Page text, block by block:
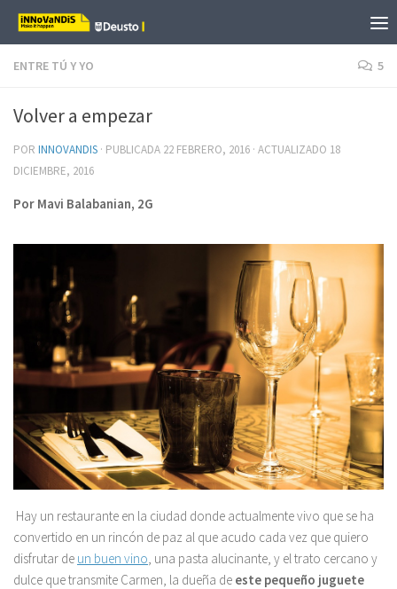
Saltar al contenido
ENTRE TÚ Y YO 5
Volver a empezar
POR INNOVANDIS · PUBLICADA 22 FEBRERO, 2016 · ACTUALIZADO 18
DICIEMBRE, 2016
Por Mavi Balabanian, 2G
Hay un restaurante en la ciudad donde actualmente vivo que se ha
convertido en un rincón de paz al que acudo cada vez que quiero
disfrutar de un buen vino, una pasta alucinante, y el trato cercano y
dulce que transmite Carmen, la dueña de este pequeño juguete